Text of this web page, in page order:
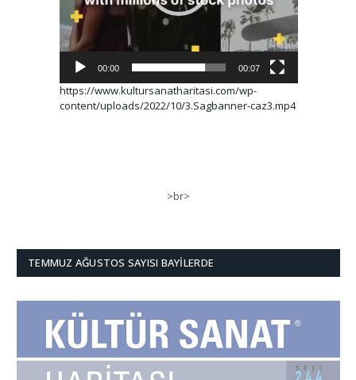
00:00 00:07
https://www.kultursanatharitasi.com/wp-
content/uploads/2022/10/3.Sagbanner-caz3.mp4
>br>
TEMMUZ AĞUSTOS SAYISI BAYILERDE